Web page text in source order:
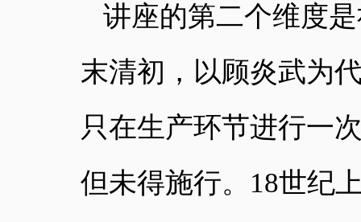
讲座的第二个维度
末清初，以顾炎武为
只在生产环节进行一
但未得施行。18世纪